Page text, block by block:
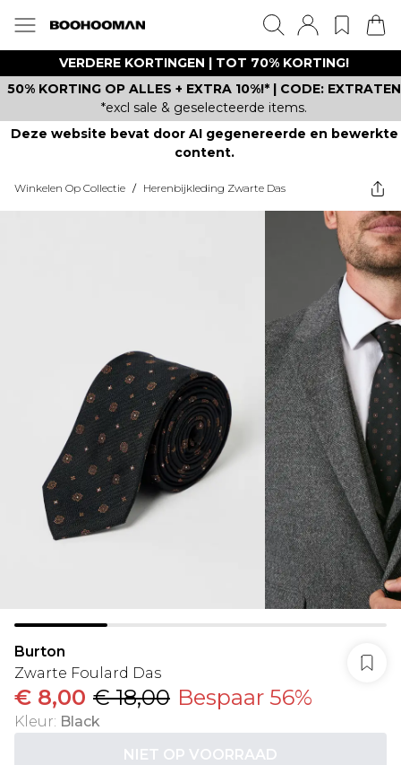
VERDERE KORTINGEN | TOT 70% KORTING!
50% KORTING OP ALLES + EXTRA 10%!* | CODE: EXTRATEN
*excl sale & geselecteerde items.
Deze website bevat door AI gegenereerde en bewerkte
content.
Winkelen Op Collectie / Herenbijkleding Zwarte Das
Burton
Zwarte Foulard Das
€ 8,00 € 18,00 Bespaar 56%
Kleur: Black
NIET OP VOORRAAD